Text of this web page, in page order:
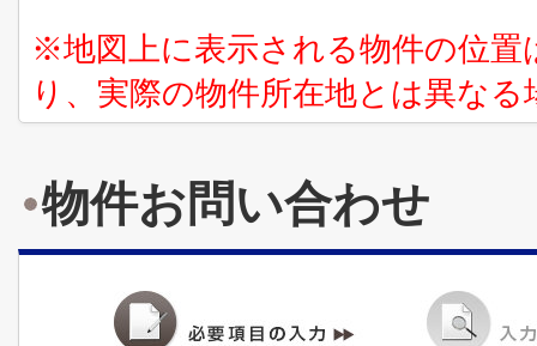
※地図上に表示される物件の位
り、実際の物件所在地とは異な
物件お問い合わせ